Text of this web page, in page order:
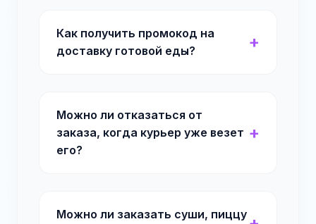
Как получить промокод на
доставку готовой еды?
Можно ли отказаться от
заказа, когда курьер уже везет
его?
Можно ли заказать суши, пиццу